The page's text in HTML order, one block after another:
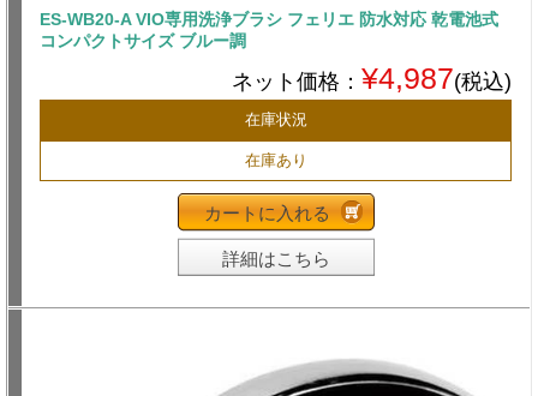
ES-WB20-A VIO専用洗浄ブラシ フェリエ 防水対応 乾電池式
コンパクトサイズ ブルー調
ネット価格： ¥4,987(税込)
在庫状況
在庫あり
カートに入れる
詳細はこちら